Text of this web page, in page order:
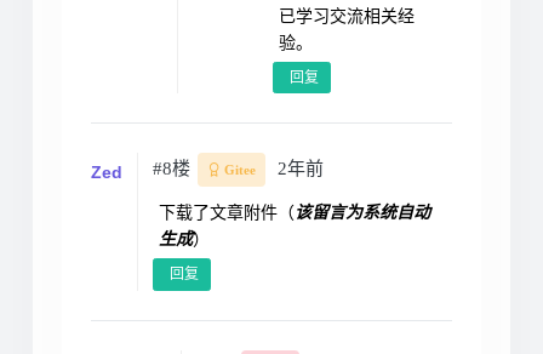
已学习交流相关经
验。
回复
Zed #8楼 Gitee 2年前
下载了文章附件（该留言为系统自动
生成）
回复